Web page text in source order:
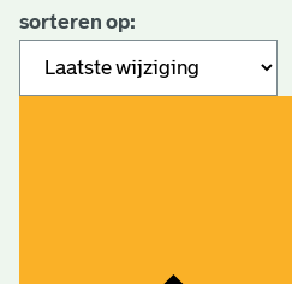
sorteren op: